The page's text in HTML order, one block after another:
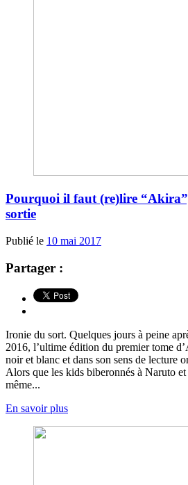
Pourquoi il faut (re)lire
sortie
Publié le 10 mai 2017
Partager :
Ironie du sort. Quelques jours à peine
2016, l’ultime édition du premier tome
noir et blanc et dans son sens de lecture
Alors que les kids biberonnés à Naruto et
même...
En savoir plus